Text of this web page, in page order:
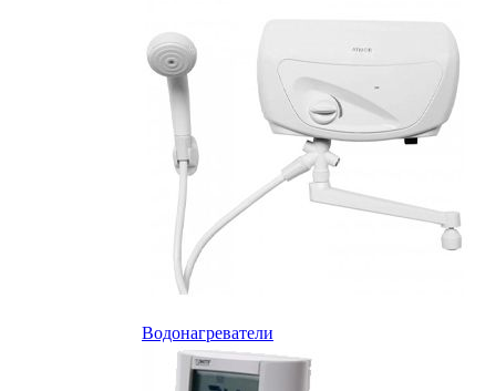
Водонагреватели